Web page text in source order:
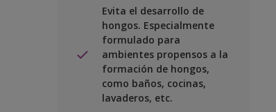
Evita el desarrollo de
hongos. Especialmente
formulado para
ambientes propensos a la
formación de hongos,
como baños, cocinas,
lavaderos, etc.